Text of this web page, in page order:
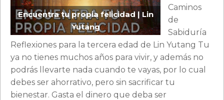
Encuentra tu propia felicidad | Lin
Yutang
Caminos
de
Sabiduría
Reflexiones para la tercera edad de Lin Yutang Tu
ya no tienes muchos años para vivir, y además no
podrás llevarte nada cuando te vayas, por lo cual
debes ser ahorrativo, pero sin sacrificar tu
bienestar. Gasta el dinero que deba ser